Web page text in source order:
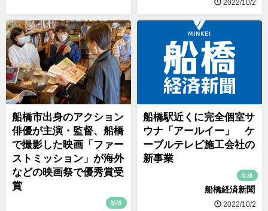
2022/10/2
船橋市出身のアクション
俳優が主演・監督、船橋
で撮影した映画「ファー
ストミッション」が海外
などの映画祭で優秀賞受
賞
船橋
船橋駅近くに完全個室サ
ウナ「アールイー」 ケ
ーブルテレビ施工会社の
新事業
船橋
船橋経済新聞
2022/10/2